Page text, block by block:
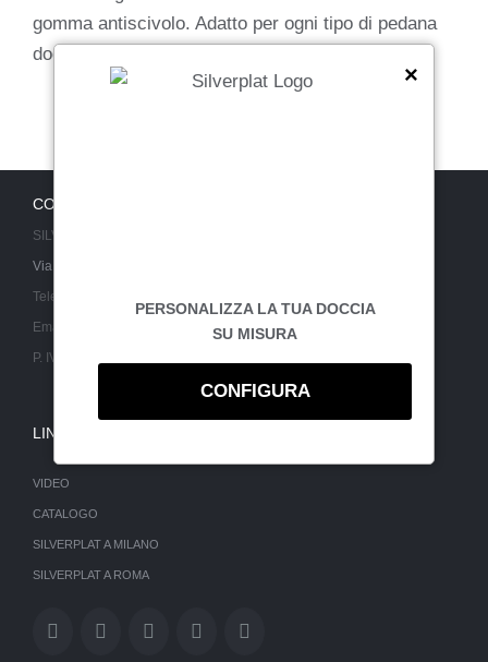
×
PERSONALIZZA LA TUA DOCCIA
SU MISURA
CONFIGURA
gomma antiscivolo. Adatto per ogni tipo di pedana
doccia.
CONTATTI
SILVERPLAT SRL
Via Piane 23/c - 47853 Coriano (RIMINI)
Telefono:
Email:
P. IVA 04420520407 REA: RN 410350
LINK UTILI
VIDEO
CATALOGO
SILVERPLAT A MILANO
SILVERPLAT A ROMA